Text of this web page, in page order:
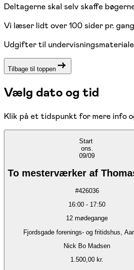
Deltagerne skal selv skaffe
Vi læser lidt over 100 sider pr.
Udgifter til
Tilbage til toppen
Vælg dato og tid
Klik på et tidspunkt for mere info
Start
ons.
09/09
To mesterværker af
#426036
16:00 - 17:50
12 mødegange
Fjordsgade forenings- og fritidshus,
Nick Bo Madsen
1.500,00 kr.